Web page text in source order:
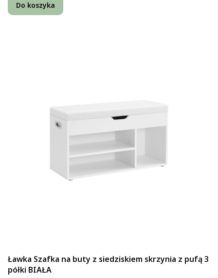
Do koszyka
Ławka Szafka na buty z siedziskiem skrzynia z pufą 3
półki BIAŁA